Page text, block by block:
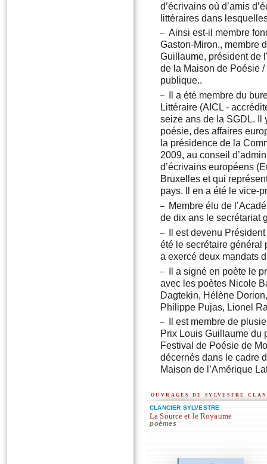
d’écrivains où d’amis
littéraires dans
Ainsi est-il membre
Gaston-Miron., membre
Guillaume, président de
de la Maison de Poésie
publique..
Il a été membre du
Littéraire (AICL -
seize ans de la SGDL. Il
poésie, des affaires
la présidence de la
2009, au conseil
d’écrivains européens
Bruxelles et qui
pays. Il en a été le vice-
Membre élu de
de dix ans le secrétariat
Il est devenu
été le secrétaire général
a exercé deux mandats
Il a signé en poète le
avec les poètes Nicole
Dagtekin, Hélène
Philippe Pujas, Lionel
Il est membre de
Prix Louis Guillaume du
Festival de Poésie de
décernés dans le cadre
Maison de l’Amérique
ouvrages de sylvestre
CLANCIER SYLVESTRE
La Source et le Royaume
poèmes